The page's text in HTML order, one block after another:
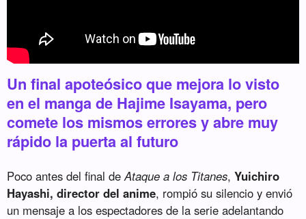
Un final apoteósico que mejora lo visto
en el manga de Hajime Isayama, pero
comete los mismos errores y abre muy
rápido la puerta al futuro
Poco antes del final deAtaque a los Titanes,Yuichiro
Hayashi, director del anime, rompió su silencio y envió
un mensaje a los espectadores de la serie adelantando